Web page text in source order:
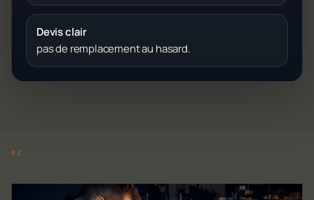
Devis clair
pas de remplacement au hasard.